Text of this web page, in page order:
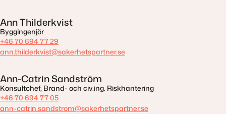
Ann Thilderkvist
Byggingenjör
+46 70 694 77 29
ann.thilderkvist@sakerhetspartner.se
Ann-Catrin Sandström
Konsultchef, Brand- och civ.ing. Riskhantering
+46 70 694 77 05
ann-catrin.sandstrom@sakerhetspartner.se